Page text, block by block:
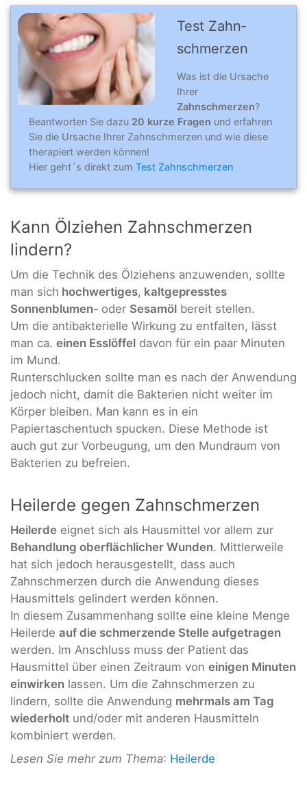
Test Zahn­
schmer­zen
Was ist die Ursache
Ihrer
Zahnschmerzen?
Beantworten Sie dazu 20 kurze Fragen und erfahren
Sie die Ursache Ihrer Zahnschmerzen und wie diese
therapiert werden können!
Hier geht´s direkt zum Test Zahnschmerzen
Kann Ölziehen Zahnschmerzen
lindern?
Um die Technik des Ölziehens anzuwenden, sollte
man sich hochwertiges, kaltgepresstes
Sonnenblumen- oder Sesamöl bereit stellen.
Um die antibakterielle Wirkung zu entfalten, lässt
man ca. einen Esslöffel davon für ein paar Minuten
im Mund.
Runterschlucken sollte man es nach der Anwendung
jedoch nicht, damit die Bakterien nicht weiter im
Körper bleiben. Man kann es in ein
Papiertaschentuch spucken. Diese Methode ist
auch gut zur Vorbeugung, um den Mundraum von
Bakterien zu befreien.
Heilerde gegen Zahnschmerzen
Heilerde eignet sich als Hausmittel vor allem zur
Behandlung oberflächlicher Wunden. Mittlerweile
hat sich jedoch herausgestellt, dass auch
Zahnschmerzen durch die Anwendung dieses
Hausmittels gelindert werden können.
In diesem Zusammenhang sollte eine kleine Menge
Heilerde auf die schmerzende Stelle aufgetragen
werden. Im Anschluss muss der Patient das
Hausmittel über einen Zeitraum von einigen Minuten
einwirken lassen. Um die Zahnschmerzen zu
lindern, sollte die Anwendung mehrmals am Tag
wiederholt und/oder mit anderen Hausmitteln
kombiniert werden.
Lesen Sie mehr zum Thema: Heilerde